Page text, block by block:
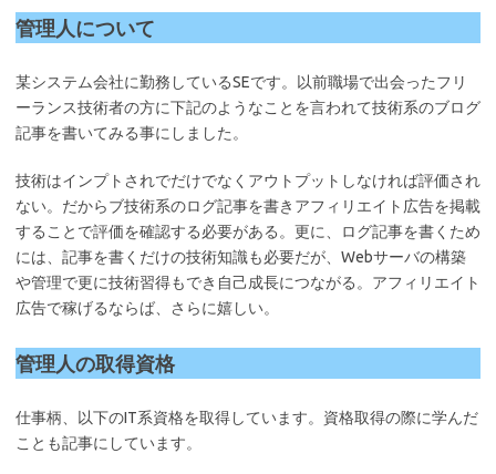
管理人について
某システム会社に勤務しているSEです。以前職場で出会ったフリ
ーランス技術者の方に下記のようなことを言われて技術系のブログ
記事を書いてみる事にしました。
技術はインプトされでだけでなくアウトプットしなければ評価され
ない。だからブ技術系のログ記事を書きアフィリエイト広告を掲載
することで評価を確認する必要がある。更に、ログ記事を書くため
には、記事を書くだけの技術知識も必要だが、Webサーバの構築
や管理で更に技術習得もでき自己成長につながる。アフィリエイト
広告で稼げるならば、さらに嬉しい。
管理人の取得資格
仕事柄、以下のIT系資格を取得しています。資格取得の際に学んだ
ことも記事にしています。